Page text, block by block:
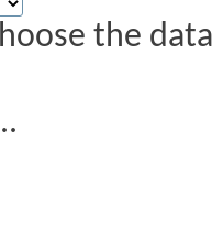
the